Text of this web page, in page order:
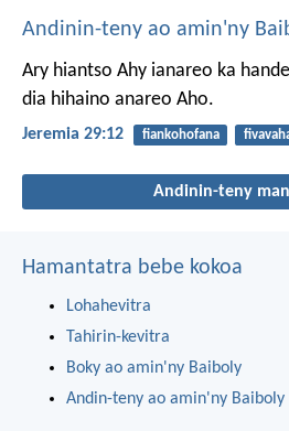
Andinin-teny ao amin'ny
Ary hiantso Ahy ianareo ka
dia hihaino anareo Aho.
Jeremia 29:12 fiankohofana
Andinin-teny
Hamantatra bebe kokoa
Lohahevitra
Tahirin-kevitra
Boky ao amin'ny Baiboly
Andin-teny ao amin'ny